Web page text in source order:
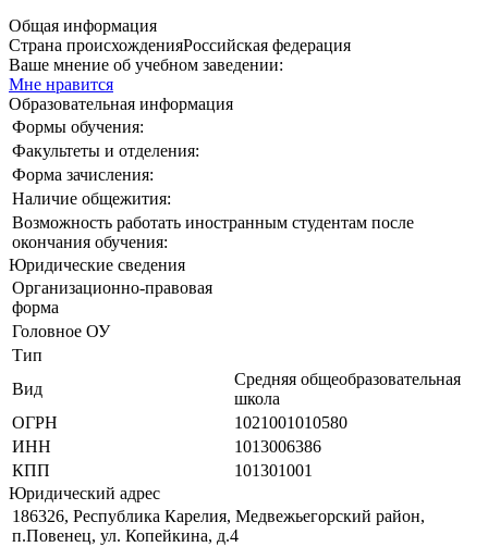
Общая информация
Страна происхожденияРоссийская федерация
Ваше мнение об учебном заведении:
Мне нравится
Образовательная информация
Формы обучения:
Факультеты и отделения:
Форма зачисления:
Наличие общежития:
Возможность работать иностранным студентам после
окончания обучения:
Юридические сведения
Организационно-правовая
форма
Головное ОУ
Тип
Вид
Средняя общеобразовательная
школа
ОГРН
1021001010580
ИНН
1013006386
КПП
101301001
Юридический адрес
186326, Республика Карелия, Медвежьегорский район,
п.Повенец, ул. Копейкина, д.4